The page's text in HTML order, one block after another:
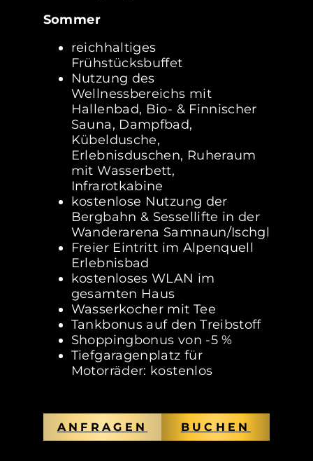
Sommer
reichhaltiges
Frühstücksbuffet
Nutzung des
Wellnessbereichs mit
Hallenbad, Bio- & Finnischer
Sauna, Dampfbad,
Kübeldusche,
Erlebnisduschen, Ruheraum
mit Wasserbett,
Infrarotkabine
kostenlose Nutzung der
Bergbahn & Sessellifte in der
Wanderarena Samnaun/Ischgl
Freier Eintritt im Alpenquell
Erlebnisbad
kostenloses WLAN im
gesamten Haus
Wasserkocher mit Tee
Tankbonus auf den Treibstoff
Shoppingbonus von -5 %
Tiefgaragenplatz für
Motorräder: kostenlos
ANFRAGEN BUCHEN